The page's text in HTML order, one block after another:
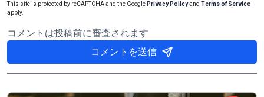
This site is protected by reCAPTCHA and the Google Privacy Policyand Terms of Service
apply.
コメントは投稿前に審査されます
コメントを送信